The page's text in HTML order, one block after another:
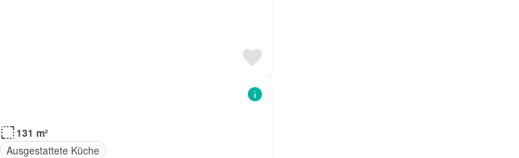
131 m²
Ausgestattete Küche